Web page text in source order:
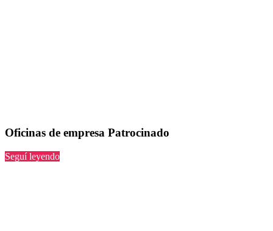
Oficinas de empresa Patrocinado
Seguí leyendo“Patrocinado”